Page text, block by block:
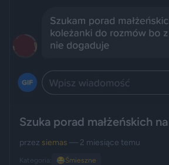
Szuka porad małżeńskich
przez siemas — 2 miesiące temu
Kategoria: 😂Śmieszne